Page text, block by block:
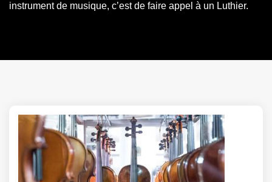
instrument de musique, c’est de faire appel à un Luthier.